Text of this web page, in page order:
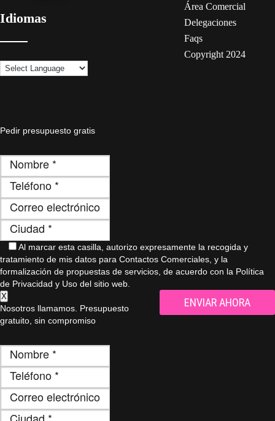
Idiomas
Área Comercial
Delegaciones
Faqs
Copyright 2024
Pedir presupuesto gratis
Al marcar esta casilla, autorizo ​​expresamente la recogida y
tratamiento de mis datos para Contactos Comerciales, y la
formalización de propuestas de servicios, de acuerdo con la Política
de Privacidad y Uso del sitio web.
X
Nosotros llamamos. Presupuesto
gratuito, sin compromiso